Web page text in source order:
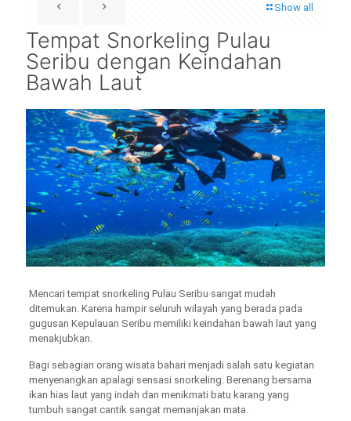
Show all
Tempat Snorkeling Pulau
Seribu dengan Keindahan
Bawah Laut
Mencari tempat snorkeling Pulau Seribu sangat mudah
ditemukan. Karena hampir seluruh wilayah yang berada pada
gugusan Kepulauan Seribu memiliki keindahan bawah laut yang
menakjubkan.
Bagi sebagian orang wisata bahari menjadi salah satu kegiatan
menyenangkan apalagi sensasi snorkeling. Berenang bersama
ikan hias laut yang indah dan menikmati batu karang yang
tumbuh sangat cantik sangat memanjakan mata.